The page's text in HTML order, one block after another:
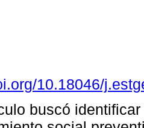
10.18046/
buscó